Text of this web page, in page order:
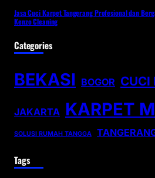
Jasa Cuci Karpet Tangerang Profesional dan
Kenzo Cleaning
Categories
BEKASI BOGOR CUCI
JAKARTA KARPET
SOLUSI RUMAH TANGGA
Tags